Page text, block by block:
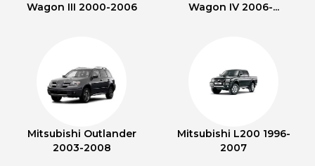
Wagon III 2000-2006
Wagon IV 2006-...
Mitsubishi Outlander
2003-2008
Mitsubishi L200 1996-
2007